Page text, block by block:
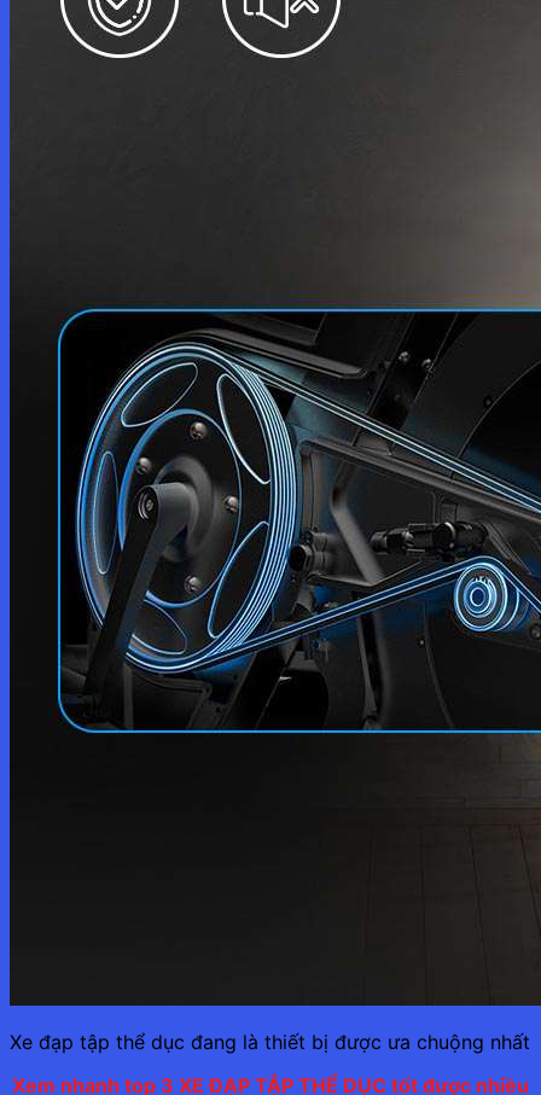
Xe đạp tập thể dục đang là thiết bị được ưa chuộng nhất
Xem nhanh top 3 XE ĐẠP TẬP THỂ DỤC tốt được nhiều